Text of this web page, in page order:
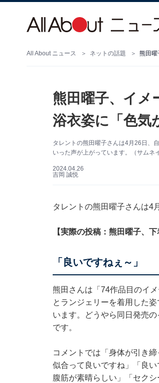
All About ニュース ネットの話題 熊田曜
熊田曜子、イメ
浴衣姿に「色気
タレントの熊田曜子さんは4月26日、
いった声が上がっています。（サムネ
2024.04.26
吉岡 誠悦
タレントの熊田曜子さんは4
【実際の投稿：熊田曜子、
「良いですねぇ～」
熊田さんは「74作品目のイ
とランジェリーを着用した
います。どうやら同日発売
です。
コメントでは「身体が引き
似合って良いですね」「良
腹筋が素晴らしい」「セク